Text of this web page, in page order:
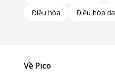
Camera
hỗ trợ khả năng
Điều hòa
Điều hòa
Về Pico